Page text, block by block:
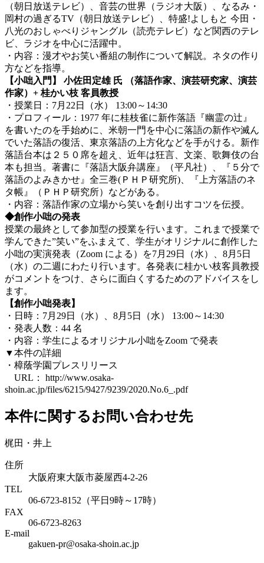
（朝日放送テレビ）、音芸の世界（ラジオ大阪）、なるみ・
岡村の過ぎるTV（朝日放送テレビ）、特盛!よしもと 今田・
八光のおしゃべりジャングル（読売テレビ）など関西のテレ
ビ、ラジオを中心に活躍中。
・内容：漫才やお笑い番組の制作について解説。ネタの作り
方などを指導。
【小咄入門】 小佐田定雄 氏 （落語作家、演芸研究家、演芸
作家）+ 桂かい枝 客員教授
・授業日：7月22日（水） 13:00～14:30
・プロフィール：1977 年に桂枝雀に新作落語『幽霊の辻』
を書いたのを手始めに、米朝一門を中心に落語の新作や滅ん
でいた落語の復活、東京落語の上方化などを手がける。新作
落語台本は２５０席を超え、近年は狂言、文楽、歌舞伎の台
本も担当。著書に『落語大阪弁講座』（平凡社）、『５分で
落語のよみきかせ』全三巻(ＰＨＰ研究所)、『上方落語のネ
タ帳』（ＰＨＰ研究所）などがある。
・内容：落語作家の立場から笑いを創り出すコツを伝授。
◆創作小咄の発表
授業の最終として参加型の授業を行います。これまで授業で
学んできた”笑い”をふまえて、学生がオリジナルに創作した
小咄の実演発表（Zoom による）を7月29日（水）、8月5日
（水）の二週にわたり行います。各発表に桂かい枝客員教授
がコメントをつけ、さらに面白くするためのアドバイスをし
ます。
【創作小咄発表】
・日時：7月29日（水）、8月5日（水） 13:00～14:30
・発表人数：44 名
・内容：学生によるオリジナル小咄をZoom で発表
▼本件の詳細
・樟蔭学園プレスリリース
URL： http://www.osaka-
shoin.ac.jp/files/6215/9427/9239/2020.No.6_.pdf
本件に関するお問い合わせ先
梶田・井上
住所
大阪府東大阪市菱屋西4-2-26
TEL
06-6723-8152（平日9時～17時）
FAX
06-6723-8263
E-mail
gakuen-pr@osaka-shoin.ac.jp